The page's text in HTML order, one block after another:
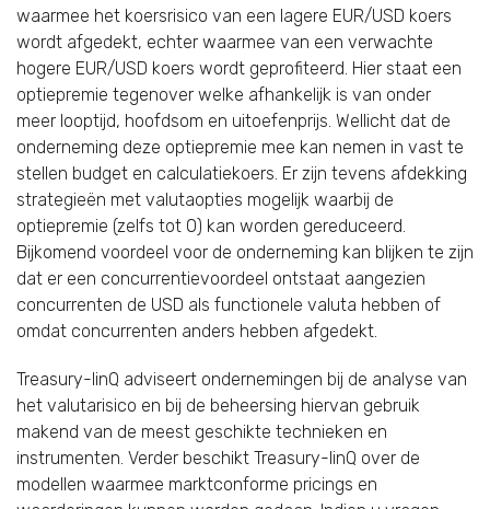
waarmee het koersrisico van een lagere EUR/USD koers
wordt afgedekt, echter waarmee van een verwachte
hogere EUR/USD koers wordt geprofiteerd. Hier staat een
optiepremie tegenover welke afhankelijk is van onder
meer looptijd, hoofdsom en uitoefenprijs. Wellicht dat de
onderneming deze optiepremie mee kan nemen in vast te
stellen budget en calculatiekoers. Er zijn tevens afdekking
strategieën met valutaopties mogelijk waarbij de
optiepremie (zelfs tot 0) kan worden gereduceerd.
Bijkomend voordeel voor de onderneming kan blijken te zijn
dat er een concurrentievoordeel ontstaat aangezien
concurrenten de USD als functionele valuta hebben of
omdat concurrenten anders hebben afgedekt.
Treasury-linQ adviseert ondernemingen bij de analyse van
het valutarisico en bij de beheersing hiervan gebruik
makend van de meest geschikte technieken en
instrumenten. Verder beschikt Treasury-linQ over de
modellen waarmee marktconforme pricings en